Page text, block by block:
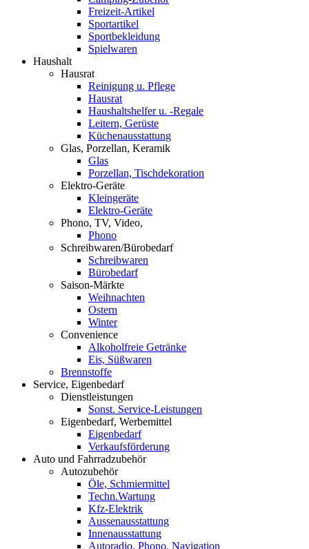
Freizeit-Artikel
Sportartikel
Sportbekleidung
Spielwaren
Haushalt
Hausrat
Reinigung u. Pflege
Hausrat
Haushaltshelfer u. -Regale
Leitern, Gerüste
Küchenausstattung
Glas, Porzellan, Keramik
Glas
Porzellan, Tischdekoration
Elektro-Geräte
Kleingeräte
Elektro-Geräte
Phono, TV, Video,
Phono
Schreibwaren/Bürobedarf
Schreibwaren
Bürobedarf
Saison-Märkte
Weihnachten
Ostern
Winter
Convenience
Alkoholfreie Getränke
Eis, Süßwaren
Brennstoffe
Service, Eigenbedarf
Dienstleistungen
Sonst. Service-Leistungen
Eigenbedarf, Werbemittel
Eigenbedarf
Verkaufsförderung
Auto und Fahrradzubehör
Autozubehör
Öle, Schmiermittel
Techn.Wartung
Kfz-Elektrik
Aussenausstattung
Innenausstattung
Autoradio, Phono, Navigation